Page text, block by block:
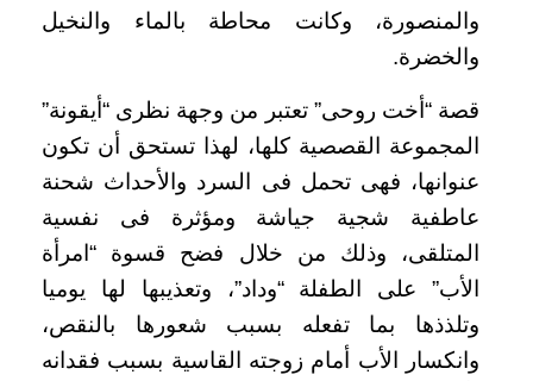
والمنصورة، وكانت محاطة بالماء والنخيل
والخضرة.
قصة “أخت روحى” تعتبر من وجهة نظرى “أيقونة”
المجموعة القصصية كلها، لهذا تستحق أن تكون
عنوانها، فهى تحمل فى السرد والأحداث شحنة
عاطفية شجية جياشة ومؤثرة فى نفسية
المتلقى، وذلك من خلال فضح قسوة “امرأة
الأب” على الطفلة “وداد”، وتعذيبها لها يوميا
وتلذذها بما تفعله بسبب شعورها بالنقص،
وانكسار الأب أمام زوجته القاسية بسبب فقدانه